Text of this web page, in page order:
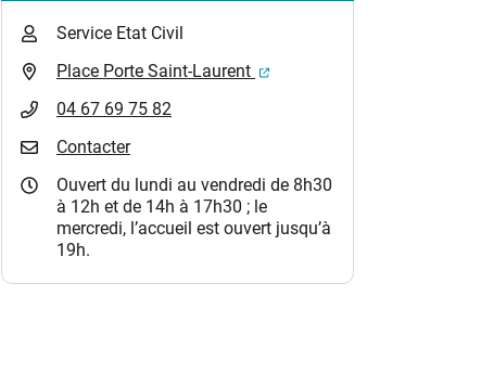
Service Etat Civil
Place Porte Saint-Laurent
(ouverture dans un nouvel
04 67 69 75 82
Contacter
Ouvert du lundi au vendredi de 8h30
à 12h et de 14h à 17h30 ; le
mercredi, l’accueil est ouvert jusqu’à
19h.